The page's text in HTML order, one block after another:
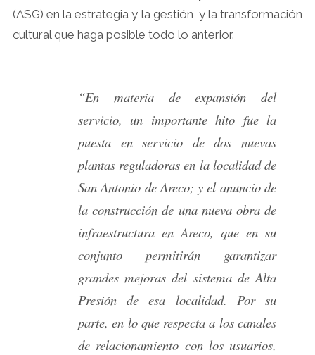
(ASG) en la estrategia y la gestión, y la transformación
cultural que haga posible todo lo anterior.
“En materia de expansión del
servicio, un importante hito fue la
puesta en servicio de dos nuevas
plantas reguladoras en la localidad de
San Antonio de Areco; y el anuncio de
la construcción de una nueva obra de
infraestructura en Areco, que en su
conjunto permitirán garantizar
grandes mejoras del sistema de Alta
Presión de esa localidad. Por su
parte, en lo que respecta a los canales
de relacionamiento con los usuarios,